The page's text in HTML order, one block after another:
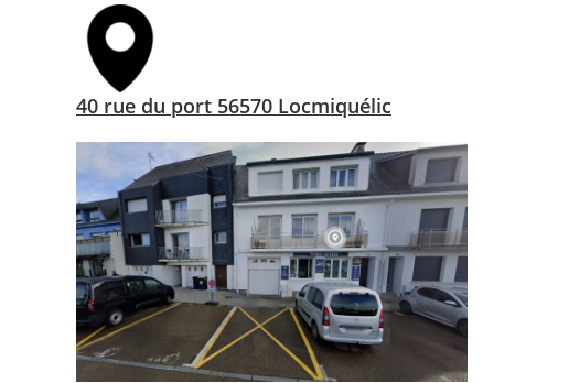
40 rue du port 56570 Locmiquélic